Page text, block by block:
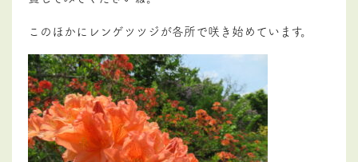
このほかにレンゲツツジが各所で咲き始めています。